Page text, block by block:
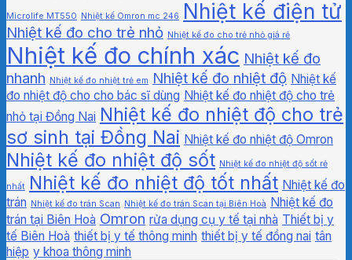
Microlife MT550 Nhiệt kế Omron mc 246 Nhiệt kế điện tử
Nhiệt kế đo cho trẻ nhỏ Nhiệt kế đo cho trẻ nhỏ giá rẻ
Nhiệt kế đo chính xác Nhiệt kế đo
nhanh Nhiệt kế đo nhiệt trẻ em Nhiệt kế đo nhiệt độ Nhiệt kế
đo nhiệt độ cho cho bác sĩ dùng Nhiệt kế đo nhiệt độ cho trẻ
nhỏ tại Đồng Nai Nhiệt kế đo nhiệt độ cho trẻ
sơ sinh tại Đồng Nai Nhiệt kế đo nhiệt độ Omron
Nhiệt kế đo nhiệt độ sốt Nhiệt kế đo nhiệt độ sốt rẻ
nhất Nhiệt kế đo nhiệt độ tốt nhất Nhiệt kế đo
trán Nhiệt kế đo trán Scan Nhiệt kế đo trán Scan tại Biên Hoà Nhiệt kế đo
trán tại Biên Hoà Omron rửa dụng cụ y tế tại nhà Thiết bị y
tế Biên Hoà thiết bị y tế thông minh thiết bị y tế đồng nai tân
hiệp y khoa thông minh